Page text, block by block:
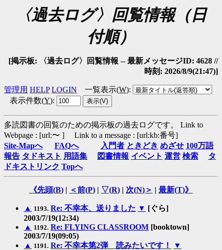
〈過去ログ〉回覧情報（日
付順）
[掲示板: 〈過去ログ〉回覧情報 -- 最新メッセージID: 4628 //
時刻: 2026/8/9(21:47)]
管理用 HELP LOGIN 一覧表示(W):
表示件数(Y):
多読図書の回覧のための掲示板の過去ログです。 Link to
Webpage : [url:〜 ] Link to a message : [url:kb:番号]
Site-Mapへ
FAQへ 入門者 ときどき めざせ 100万語
報告 タドキスト 用語集 図書情報 イベント 運営 検索
タ
ドキストリンク Topへ
《先頭(B) | ＜前(P) | ▽(R) | 次(N)＞ | 最新(T)》
▲ 1193. Re: 不幸本、送りました ▼ [ぐら]
2003/7/19(12:34)
▲ 1192. Re: FLYING CLASSROOM [booktown]
2003/7/19(09:05)
▲ 1191. Re: 不幸本第2弾 読みたいです！
▼